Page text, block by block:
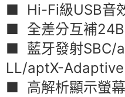
■ Hi-Fi級USB音
■ 全差分互補
■ 藍牙發射SBC/
LL/aptX-Adaptive
■ 高解析顯示螢幕